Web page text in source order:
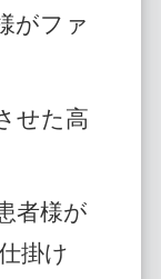
がファ
せた高
者様が
掛け